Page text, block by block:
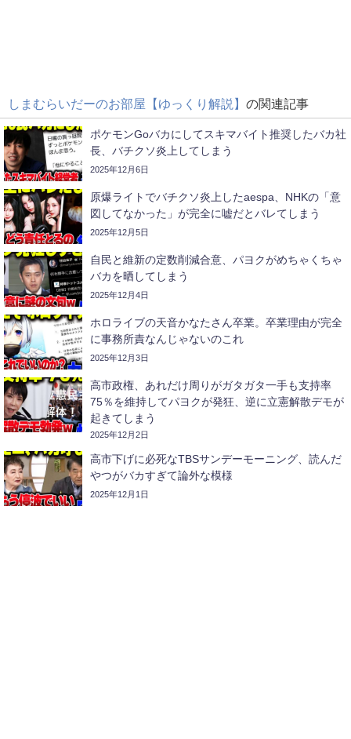
しまむらいだーのお部屋【ゆっくり解説】 の関連記事
ポケモンGoバカにしてスキマバイト推奨したバカ社
長、バチクソ炎上してしまう
2025年12月6日
原爆ライトでバチクソ炎上したaespa、NHKの「意
図してなかった」が完全に嘘だとバレてしまう
2025年12月5日
自民と維新の定数削減合意、パヨクがめちゃくちゃ
バカを晒してしまう
2025年12月4日
ホロライブの天音かなたさん卒業。卒業理由が完全
に事務所責なんじゃないのこれ
2025年12月3日
高市政権、あれだけ周りがガタガタ一手も支持率
75％を維持してパヨクが発狂、逆に立憲解散デモが
起きてしまう
2025年12月2日
高市下げに必死なTBSサンデーモーニング、読んだ
やつがバカすぎて論外な模様
2025年12月1日